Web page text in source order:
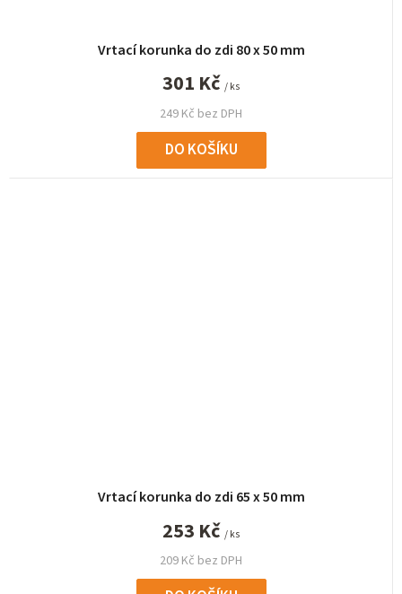
Vrtací korunka do zdi 80 x 50 mm
249 Kč bez DPH
301 Kč / ks
DO KOŠÍKU
Vrtací korunka do zdi 65 x 50 mm
209 Kč bez DPH
253 Kč / ks